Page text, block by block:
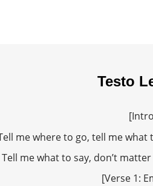
Testo
me where to go, tell me what
Tell me what to say, don’t
[Verse 1: